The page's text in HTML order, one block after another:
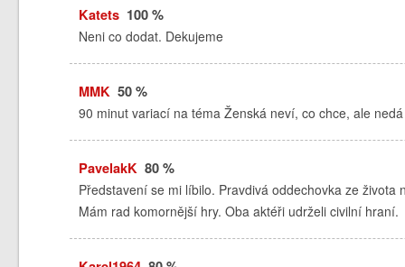
Katets100 %
Neni co dodat. Dekujeme
MMK50 %
90 minut variací na téma Ženská neví, co chce, ale
PavelakK80 %
Představení se mi líbilo. Pravdivá oddechovka ze života
Mám rad komornější hry. Oba aktéři udrželi civilní hraní.